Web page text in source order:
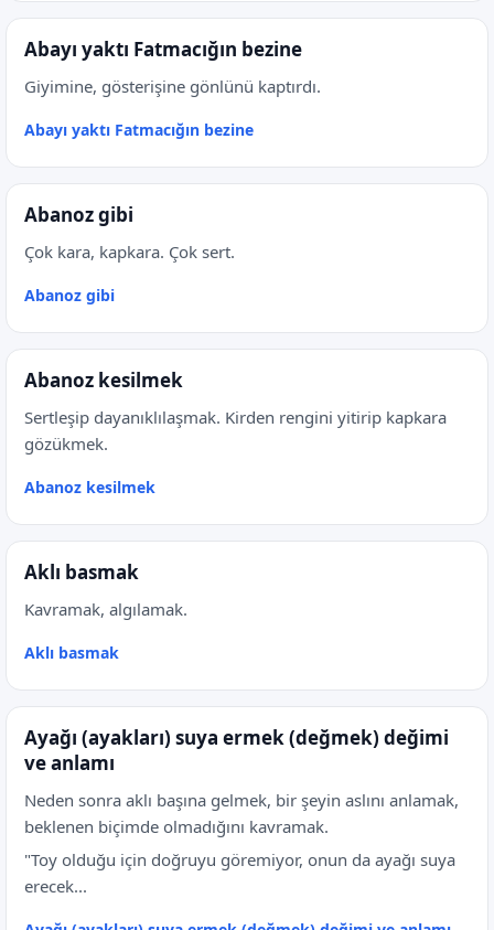
Abayı yaktı Fatmacığın bezine
Giyimine, gösterişine gönlünü kaptırdı.
Abayı yaktı Fatmacığın bezine
Abanoz gibi
Çok kara, kapkara. Çok sert.
Abanoz gibi
Abanoz kesilmek
Sertleşip dayanıklılaşmak. Kirden rengini yitirip kapkara
gözükmek.
Abanoz kesilmek
Aklı basmak
Kavramak, algılamak.
Aklı basmak
Ayağı (ayakları) suya ermek (değmek) değimi
ve anlamı
Neden sonra aklı başına gelmek, bir şeyin aslını anlamak,
beklenen biçimde olmadığını kavramak.
"Toy olduğu için doğruyu göremiyor, onun da ayağı suya
erecek...